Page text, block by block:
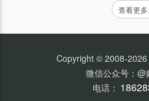
衡水康博医疗器械有限公
查看更多
Copyright © 2008-2026
微信公众号：@
电话：